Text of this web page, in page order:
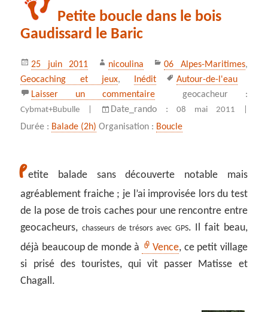
Petite boucle dans le bois
Gaudissard le Baric
Publié
le
25 juin 2011 Auteur
nicoulina Catégories
06 Alpes-Maritimes,
Geocaching et jeux, Inédit
Mots-
clés
Autour-de-l'eau
Laisser un commentairesur Petite boucle dans le
geocacheur :
Cybmat+Bubulle | Date_rando :08 mai 2011 |
Durée : Balade (2h) Organisation : Boucle
Petite balade sans découverte notable mais
agréablement fraiche ; je l’ai improvisée lors du test
de la pose de trois caches pour une rencontre entre
geocacheurs,chasseurs de trésors avec GPS. Il fait beau,
déjà beaucoup de monde à
Vence, ce petit village
si prisé des touristes, qui vit passer Matisse et
Chagall.